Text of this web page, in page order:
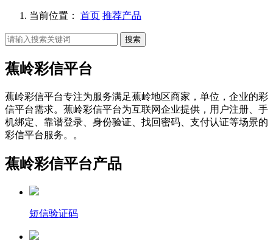
当前位置： 首页 推荐产品
搜索
蕉岭彩信平台
蕉岭彩信平台专注为服务满足蕉岭地区商家，单位，企业的彩
信平台需求。蕉岭彩信平台为互联网企业提供，用户注册、手
机绑定、靠谱登录、身份验证、找回密码、支付认证等场景的
彩信平台服务。。
蕉岭彩信平台产品
短信验证码